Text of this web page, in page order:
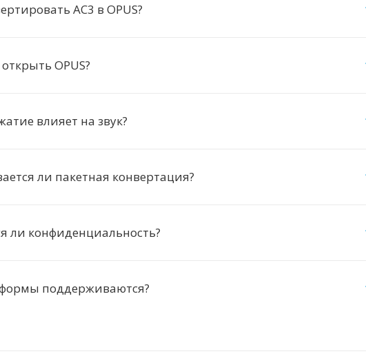
AC3 в OPUS?
OPUS?
влияет на звук?
ли пакетная конвертация?
ли конфиденциальность?
поддерживаются?